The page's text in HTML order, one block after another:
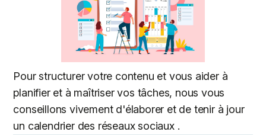
Pour structurer votre contenu et vous aider à
planifier et à maîtriser vos tâches, nous vous
conseillons vivement d'élaborer et de tenir à jour
un calendrier des réseaux sociaux .